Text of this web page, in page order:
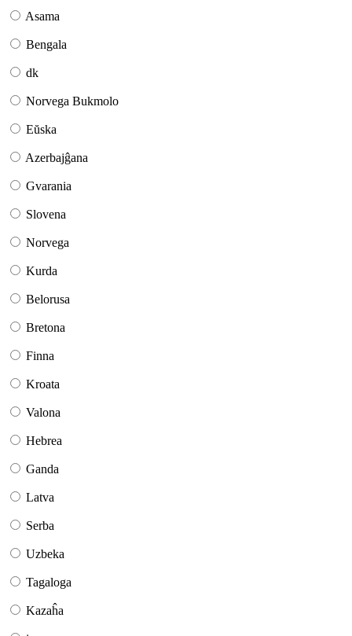
Asama
Bengala
dk
Norvega Bukmolo
Eŭska
Azerbajĝana
Gvarania
Slovena
Norvega
Kurda
Belorusa
Bretona
Finna
Kroata
Valona
Hebrea
Ganda
Latva
Serba
Uzbeka
Tagaloga
Kazaĥa